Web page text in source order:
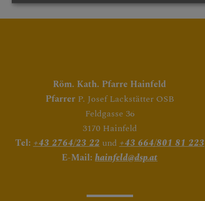
Röm. Kath. Pfarre Hainfeld
Pfarrer P. Josef Lackstätter OSB
Feldgasse 36
3170 Hainfeld
Tel: +43 2764/23 22und+43 664/801 81 223
E-Mail: hainfeld@dsp.at